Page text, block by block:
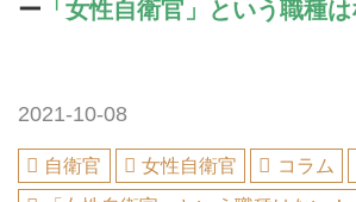
ー 「女性自衛官」という職種は
2021-10-08
自衛官 女性自衛官 コラム